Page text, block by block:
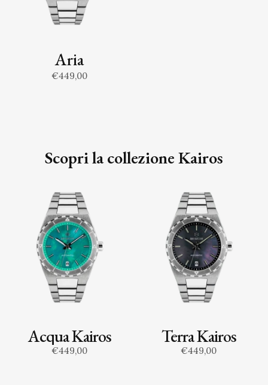
Aria
€449,00
Scopri la collezione Kairos
Acqua Kairos
€449,00
Terra Kairos
€449,00